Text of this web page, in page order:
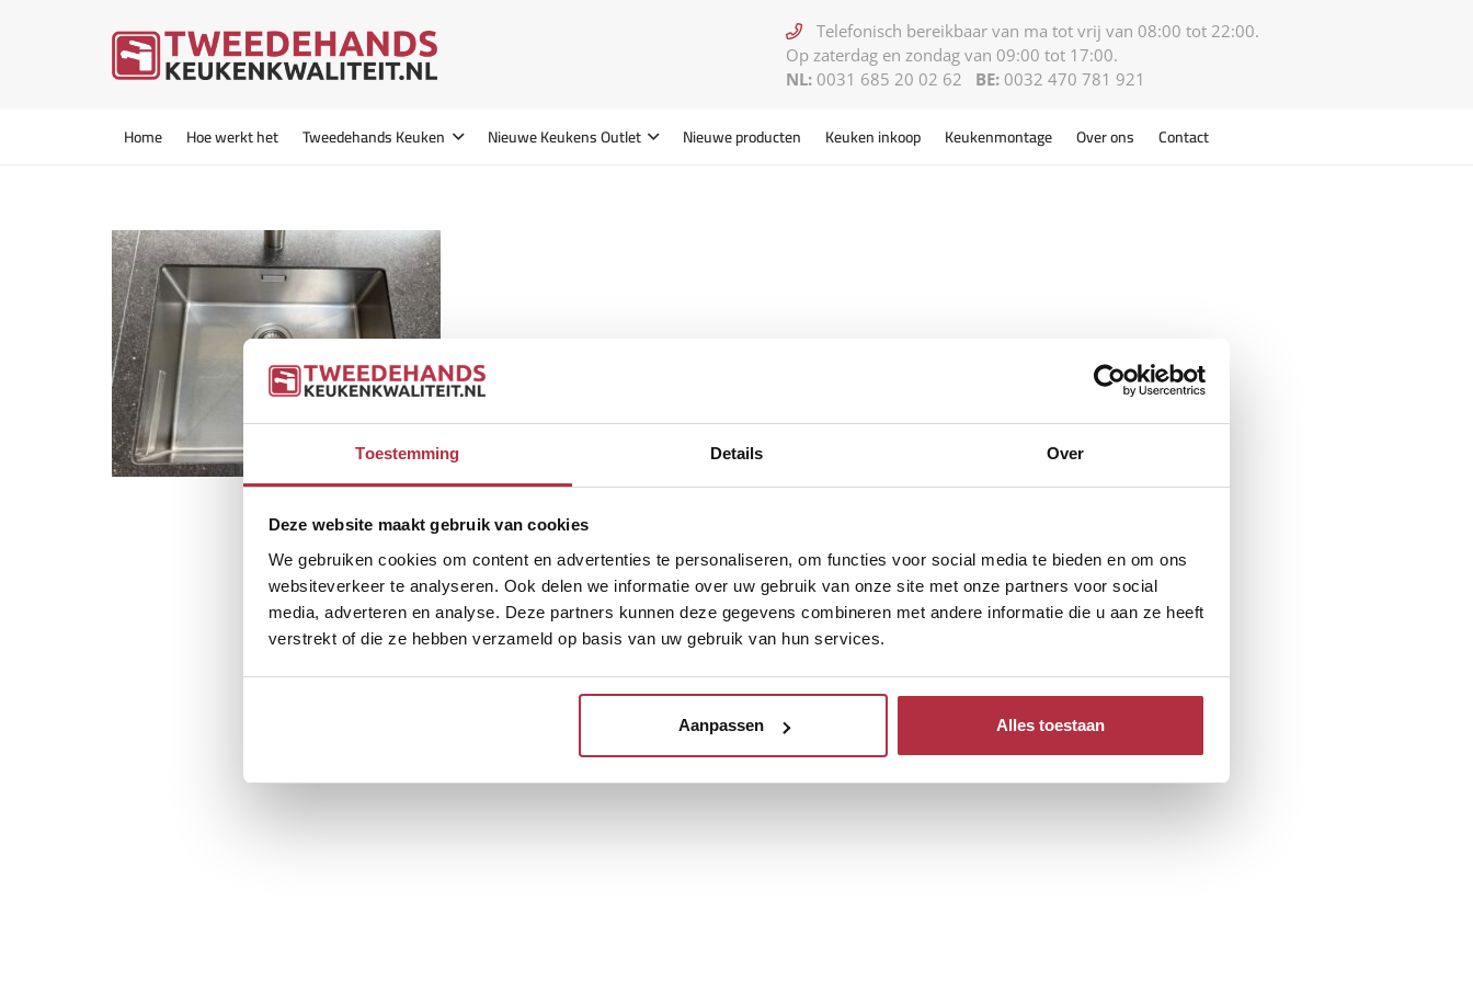
Toestemming Details Over
Deze website maakt gebruik van cookies
We gebruiken cookies om content en advertenties te personaliseren, om functies voor social media te bieden en om ons
websiteverkeer te analyseren. Ook delen we informatie over uw gebruik van onze site met onze partners voor social
media, adverteren en analyse. Deze partners kunnen deze gegevens combineren met andere informatie die u aan ze heeft
verstrekt of die ze hebben verzameld op basis van uw gebruik van hun services.
Aanpassen Alles toestaan
Telefonisch bereikbaar van ma tot vrij van 08:00 tot 22:00.
Op zaterdag en zondag van 09:00 tot 17:00.
NL: 0031 685 20 02 62 BE: 0032 470 781 921
Home Hoe werkt het Tweedehands Keuken Nieuwe KeukensOutlet Nieuwe producten Keuken inkoop Keukenmontage Over ons Contact